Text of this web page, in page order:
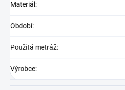
Materiál :
Období:
Použitá metráž:
Výrobce: